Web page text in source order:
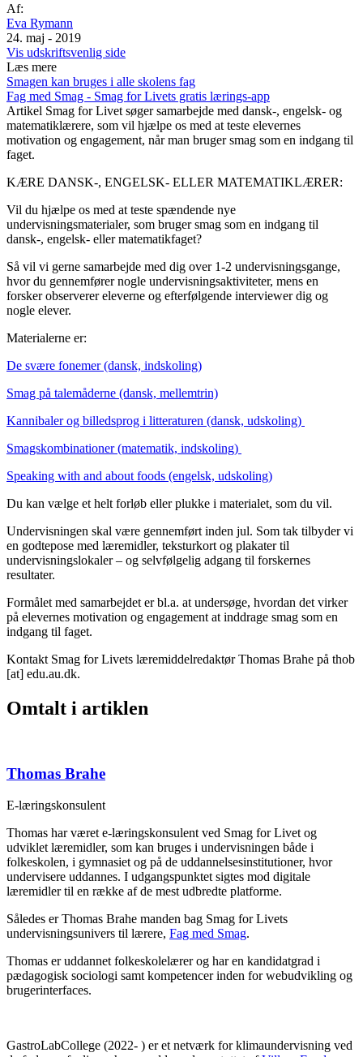
Af:
Eva Rymann
24. maj - 2019
Vis udskriftsvenlig side
Læs mere
Smagen kan bruges i alle skolens fag
Fag med Smag - Smag for Livets gratis lærings-app
Artikel Smag for Livet søger samarbejde med dansk-, engelsk- og
matematiklærere, som vil hjælpe os med at teste elevernes
motivation og engagement, når man bruger smag som en indgang til
faget.
KÆRE DANSK-, ENGELSK- ELLER MATEMATIKLÆRER:
Vil du hjælpe os med at teste spændende nye
undervisningsmaterialer, som bruger smag som en indgang til
dansk-, engelsk- eller matematikfaget?
Så vil vi gerne samarbejde med dig over 1-2 undervisningsgange,
hvor du gennemfører nogle undervisningsaktiviteter, mens en
forsker observerer eleverne og efterfølgende interviewer dig og
nogle elever.
Materialerne er:
De svære fonemer (dansk, indskoling)
Smag på talemåderne (dansk, mellemtrin)
Kannibaler og billedsprog i litteraturen (dansk, udskoling)
Smagskombinationer (matematik, indskoling)
Speaking with and about foods (engelsk, udskoling)
Du kan vælge et helt forløb eller plukke i materialet, som du vil.
Undervisningen skal være gennemført inden jul. Som tak tilbyder vi
en godtepose med læremidler, teksturkort og plakater til
undervisningslokaler – og selvfølgelig adgang til forskernes
resultater.
Formålet med samarbejdet er bl.a. at undersøge, hvordan det virker
på elevernes motivation og engagement at inddrage smag som en
indgang til faget.
Kontakt Smag for Livets læremiddelredaktør Thomas Brahe på thob
[at] edu.au.dk.
Omtalt i artiklen
Thomas Brahe
E-læringskonsulent
Thomas har været e-læringskonsulent ved Smag for Livet og
udviklet læremidler, som kan bruges i undervisningen både i
folkeskolen, i gymnasiet og på de uddannelsesinstitutioner, hvor
undervisere uddannes. I udgangspunktet sigtes mod digitale
læremidler til en række af de mest udbredte platforme.
Således er Thomas Brahe manden bag Smag for Livets
undervisningsunivers til lærere, Fag med Smag.
Thomas er uddannet folkeskolelærer og har en kandidatgrad i
pædagogisk sociologi samt kompetencer inden for webudvikling og
brugerinterfaces.
GastroLabCollege (2022- ) er et netværk for klimaundervisning ved